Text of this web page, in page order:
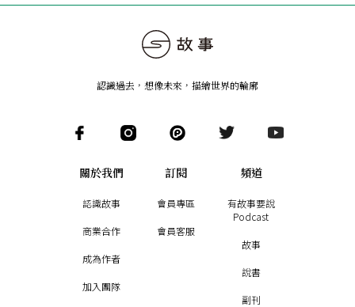
認識過去，想像未來 ， 描繪世界的輪廓
關於我們
認識故事
商業合作
成為作者
加入團隊
訂閱
會員專區
會員客服
頻道
有故事要說
Podcast
故事
說書
副刊